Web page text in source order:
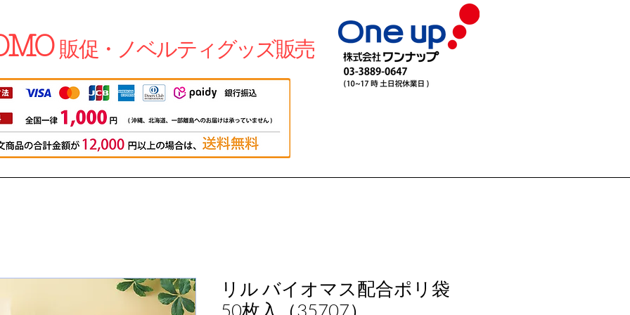
販促・ノベルティグッズ販売
リル バイオマス配合ポリ袋
50枚入（35707）